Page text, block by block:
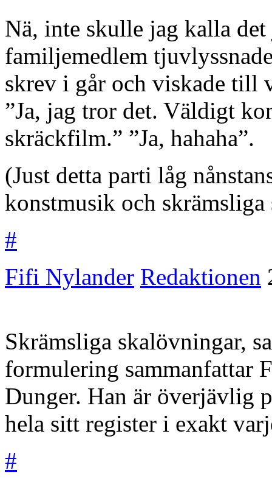
Nä, inte skulle jag kalla det
familjemedlem
skrev i går och viskade till
”Ja, jag tror det. Väldigt
skräckfilm.” ”Ja, hahaha”.
(Just detta parti låg
konstmusik och
#
Fifi Nylander Redaktionen
Skrämsliga skalövningar,
formulering sammanfattar
Dunger. Han är överjävlig
hela sitt register i exakt
#